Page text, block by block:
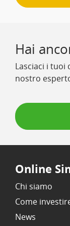
Hai
Lasciaci i
nostro
Online
Chi siamo
Come
News